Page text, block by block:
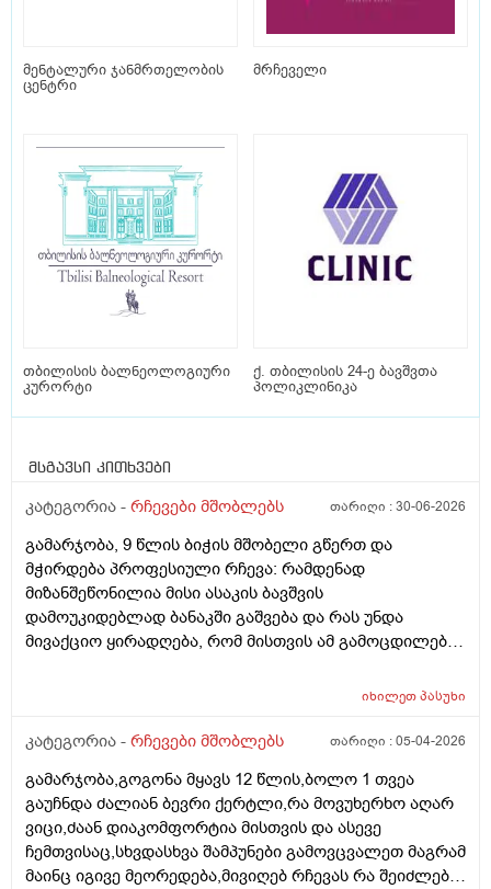
მენტალური ჯანმრთელობის
ცენტრი
მრჩეველი
თბილისის ბალნეოლოგიური
კურორტი
ქ. თბილისის 24-ე ბავშვთა
პოლიკლინიკა
მსგავსი კითხვები
კატეგორია - რჩევები მშობლებს თარიღი :30-06-2026
გამარჯობა, 9 წლის ბიჭის მშობელი გწერთ და
მჭირდება პროფესიული რჩევა: რამდენად
მიზანშეწონილია მისი ასაკის ბავშვის
დამოუკიდებლად ბანაკში გაშვება და რას უნდა
მივაქციო ყირადღება, რომ მისთვის ამ გამოცდილებამ
თუმცა ცოტა ეშინია, რომ მშობლების გარეშე,
გარეშე არსად ყოფილა და ამიტომ ძალიან მიჭირს
მადლობა გამოხმაურებისთვის. პ.ს. ბავშვი არ აქვს
კომუნიკაციის პრობლემა, თუმცა ცოტა მორიდებულია
და არ არის დამოუკიდებლობას მიჩვეული.
იხილეთპასუხი
კატეგორია - რჩევები მშობლებს თარიღი :05-04-2026
გამარჯობა,გოგონა მყავს 12 წლის,ბოლო 1 თვეა
გაუჩნდა ძალიან ბევრი ქერტლი,რა მოვუხერხო აღარ
ვიცი,ძაან დიაკომფორტია მისთვის და ასევე
ჩემთვისაც,სხვდასხვა შამპუნები გამოვცვალეთ მაგრამ
მაინც იგივე მეორედება,მივიღებ რჩევას რა შეიძლება